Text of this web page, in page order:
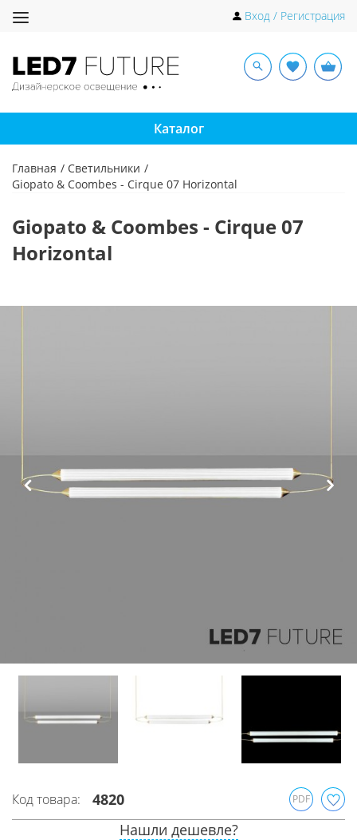
Toggle
Вход / Регистрация
Каталог
Главная
Светильники
Giopato & Coombes - Cirque 07 Horizontal
Giopato & Coombes - Cirque 07
Horizontal
Код товара: 4820 PDF
Нашли дешевле?